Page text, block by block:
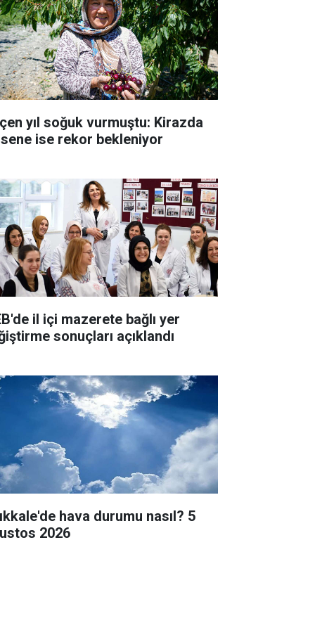
yıl soğuk vurmuştu: Kirazda
ise rekor bekleniyor
il içi mazerete bağlı yer
sonuçları açıklandı
hava durumu nasıl? 5
2026